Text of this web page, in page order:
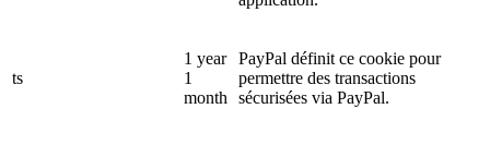
ts
1 year
1
month
PayPal définit ce cookie pour
permettre des transactions
sécurisées via PayPal.